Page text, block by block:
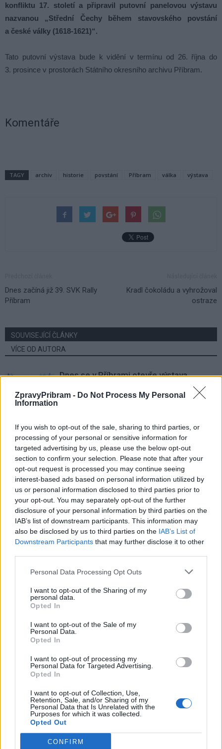
ZpravyPribram - Do Not Process My Personal
Information
If you wish to opt-out of the sale, sharing to third parties, or
processing of your personal or sensitive information for
targeted advertising by us, please use the below opt-out
section to confirm your selection. Please note that after your
opt-out request is processed you may continue seeing
interest-based ads based on personal information utilized by
us or personal information disclosed to third parties prior to
your opt-out. You may separately opt-out of the further
disclosure of your personal information by third parties on the
IAB’s list of downstream participants. This information may
also be disclosed by us to third parties on the IAB’s List of
Downstream Participants that may further disclose it to other
Personal Data Processing Opt Outs
I want to opt-out of the Sharing of my
personal data.
Opted In
I want to opt-out of the Sale of my
Personal Data.
Opted In
I want to opt-out of processing my
Personal Data for Targeted Advertising.
Opted In
I want to opt-out of Collection, Use,
Retention, Sale, and/or Sharing of my
Personal Data that Is Unrelated with the
Purposes for which it was collected.
Opted Out
CONFIRM
konfliktu 17. století a připravil putovní panelovou výstavu
nazvanou „Střední Čechy během stavovského povstání
a české války (1618-1621)“.
Tato putovní výstava bude k vidění v termínu od 26. října do
3. prosince v prostorách Státního okresního archivu Příbram.
Komentáře
TAGY archiv historie povstání Příbram válka výstava
Dnes začíná již 39. SVK Rally
Příbram
Kradl čokoládu a vyhrožoval
ostraze
SOUVISEJÍCÍ ČLÁNKY
VÍCE OD AUTORA
Kultura
Dnes se v Příbrami otevře výstava
Rovnováha života. Vernisáž nabídne
i hudební a básnický program
Dobříšsko
Festival hudby na zámku Dobříš sází na
jedinečnou atmosféru. Klasiku propojí
s dalšími žánry i rodinným programem
Kultura
Fesťáczek Presents poprvé míří do
Lesního divadla Skalka. Nabídne hudbu,
divadlo i tvořivé dílny
NOVINKY
Obděnice vzpomínaly na filmovou legendu
6. 8. 2026